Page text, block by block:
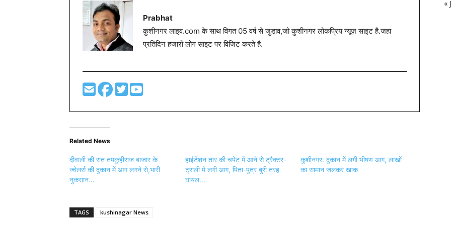
Prabhat
कुशीनगर लाइव.com के साथ विगत 05 वर्ष से जुडाव,जो कुशीनगर लोकप्रिय न्यूज़ साइट है.जहा
प्रतिदिन हजारों लोग साइट पर विजिट करते है.
Related News
दीवाली की रात तमकुहीराज बाजार के
ज्वेलर्स की दुकान में आग लगने से,भारी
नुकसान…
हाईटेंशन तार की चपेट में आने से ट्रैक्टर-
ट्राली में लगी आग, पिता-पुत्र बुरी तरह
घायल…
कुशीनगर: दुकान में लगी भीषण आग, लाखों
का सामान जलकर खाक
TAGS kushinagar News
«